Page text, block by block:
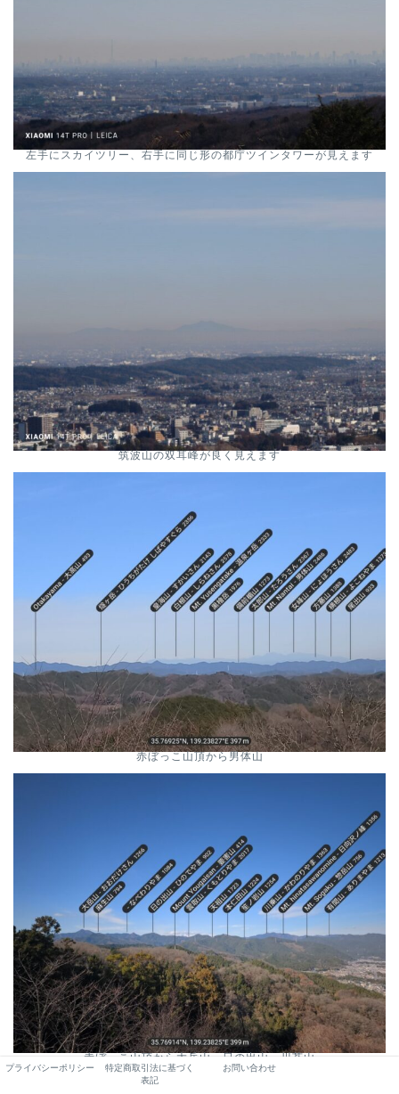
左手にスカイツリー、右手に同じ形の都庁ツインタワーが見えます
筑波山の双耳峰が良く見えます
赤ぼっこ山頂から男体山
赤ぼっこ山頂から大岳山、日の出山、川苔山
山頂にはまっくろくろすけが集合しています！
プライバシーポリシー
特定商取引法に基づく
表記
お問い合わせ